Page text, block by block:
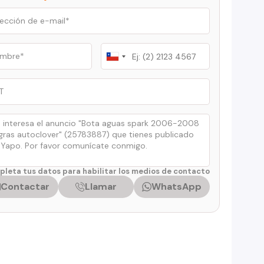
Chile
+56
tus datos para habilitar los medios de contacto
Contactar Llamar WhatsApp